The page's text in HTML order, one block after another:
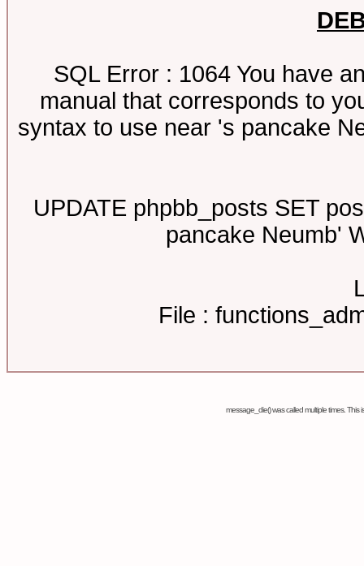
SQL Error : 1064 You have
manual that corresponds to
syntax to use near 's pancake
UPDATE phpbb_posts SET
pancake Neumb'
File :
message_die() was called multiple times.